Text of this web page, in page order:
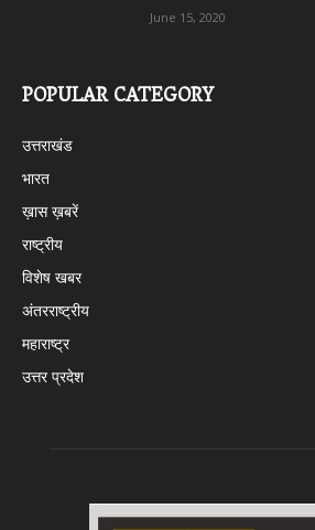
June 15, 2020
POPULAR CATEGORY
उत्तराखंड
भारत
ख़ास ख़बरें
राष्ट्रीय
विशेष खबर
अंतरराष्ट्रीय
महाराष्ट्र
उत्तर प्रदेश